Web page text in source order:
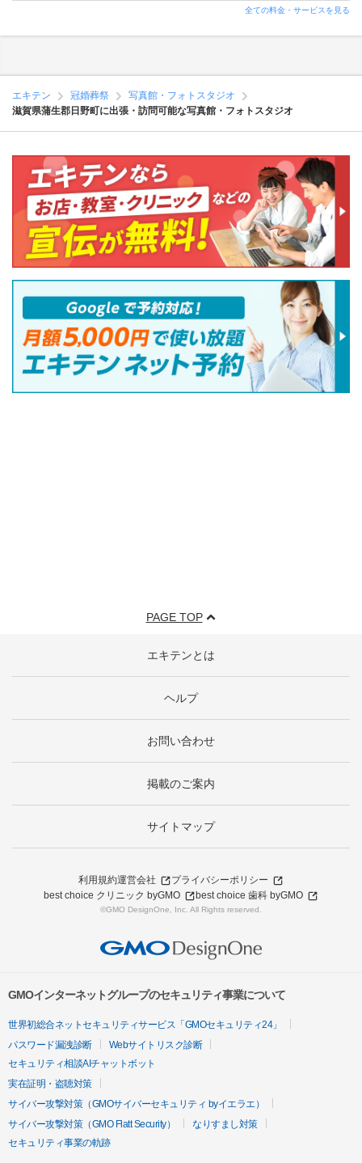
全ての料金・サービスを見る
エキテン 冠婚葬祭
写真館・フォトスタジオ
滋賀県蒲生郡日野町に出張・訪問可能な写真館・フォトスタジオ
PAGE TOP
エキテンとは
ヘルプ
お問い合わせ
掲載のご案内
サイトマップ
利用規約運営会社
プライバシーポリシー
best choice クリニック byGMO
best choice 歯科 byGMO
©GMO DesignOne, Inc. All Rights reserved.
GMOインターネットグループのセキュリティ事業について
世界初総合ネットセキュリティサービス「GMOセキュリティ24」
パスワード漏洩診断
Webサイトリスク診断
セキュリティ相談AIチャットボット
実在証明・盗聴対策
サイバー攻撃対策（GMOサイバーセキュリティ byイエラエ）
サイバー攻撃対策（GMO Flatt Security）
なりすまし対策
セキュリティ事業の軌跡